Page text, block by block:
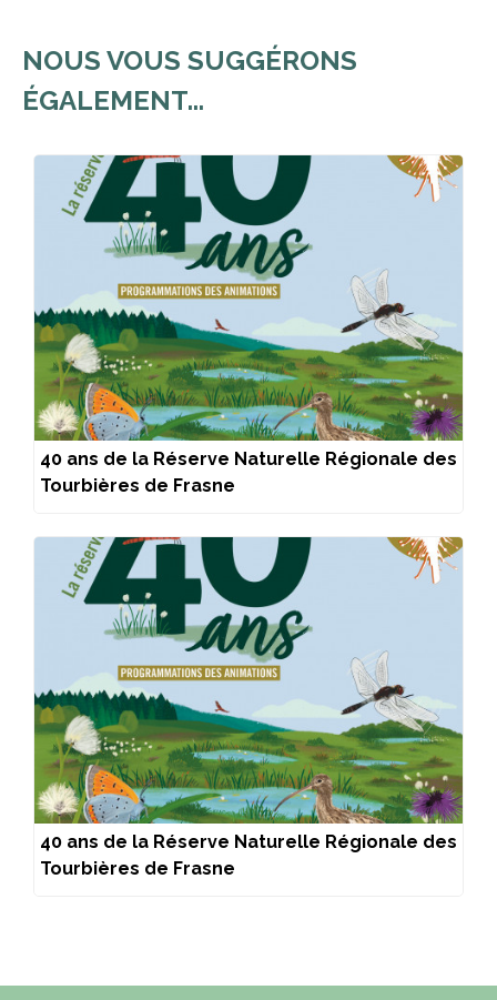
NOUS VOUS SUGGÉRONS
ÉGALEMENT...
40 ans de la Réserve Naturelle Régionale des
Tourbières de Frasne
40 ans de la Réserve Naturelle Régionale des
Tourbières de Frasne